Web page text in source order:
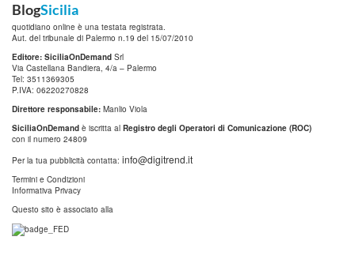
BlogSicilia
quotidiano online è una testata registrata.
Aut. del tribunale di Palermo n.19 del 15/07/2010
Editore: SiciliaOnDemand Srl
Via Castellana Bandiera, 4/a – Palermo
Tel: 3511369305
P.IVA: 06220270828
Direttore responsabile: Manlio Viola
SiciliaOnDemand è iscritta al Registro degli Operatori di Comunicazione (ROC)
con il numero 24809
Per la tua pubblicità contatta: info@digitrend.it
Termini e Condizioni
Informativa Privacy
Questo sito è associato alla